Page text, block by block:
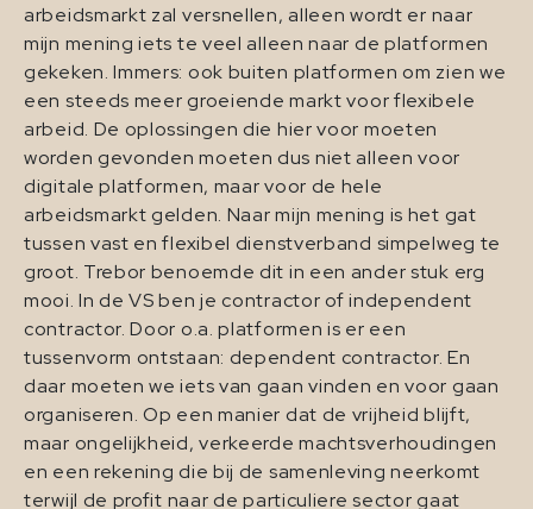
arbeidsmarkt zal versnellen, alleen wordt er naar
mijn mening iets te veel alleen naar de platformen
gekeken. Immers: ook buiten platformen om zien we
een steeds meer groeiende markt voor flexibele
arbeid. De oplossingen die hier voor moeten
worden gevonden moeten dus niet alleen voor
digitale platformen, maar voor de hele
arbeidsmarkt gelden. Naar mijn mening is het gat
tussen vast en flexibel dienstverband simpelweg te
groot. Trebor benoemde dit in een ander stuk erg
mooi. In de VS ben je contractor of independent
contractor. Door o.a. platformen is er een
tussenvorm ontstaan: dependent contractor. En
daar moeten we iets van gaan vinden en voor gaan
organiseren. Op een manier dat de vrijheid blijft,
maar ongelijkheid, verkeerde machtsverhoudingen
en een rekening die bij de samenleving neerkomt
terwijl de profit naar de particuliere sector gaat